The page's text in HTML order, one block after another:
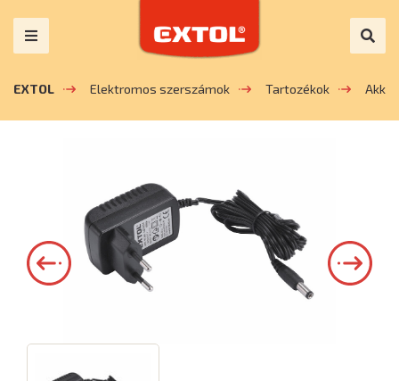
EXTOL Elektromos szerszámok Tartozékok